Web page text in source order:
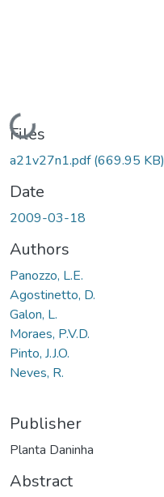
Loading...
Files
a21v27n1.pdf(669.95 KB)
Date
2009-03-18
Authors
Panozzo, L.E.
Agostinetto, D.
Galon, L.
Moraes, P.V.D.
Pinto, J.J.O.
Neves, R.
Publisher
Planta Daninha
Abstract